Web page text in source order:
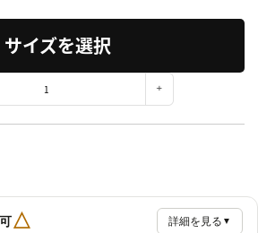
サイズを選択
△ 詳細を見る ▼